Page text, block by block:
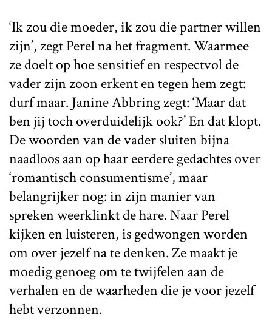
‘Ik zou die moeder, ik zou die partner willen
zijn’, zegt Perel na het fragment. Waarmee
ze doelt op hoe sensitief en respectvol de
vader zijn zoon erkent en tegen hem zegt:
durf maar. Janine Abbring zegt: ‘Maar dat
ben jij toch overduidelijk ook?’ En dat klopt.
De woorden van de vader sluiten bijna
naadloos aan op haar eerdere gedachtes over
‘romantisch consumentisme’, maar
belangrijker nog: in zijn manier van
spreken weerklinkt de hare. Naar Perel
kijken en luisteren, is gedwongen worden
om over jezelf na te denken. Ze maakt je
moedig genoeg om te twijfelen aan de
verhalen en de waarheden die je voor jezelf
hebt verzonnen.